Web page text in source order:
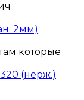
2мм)
которые